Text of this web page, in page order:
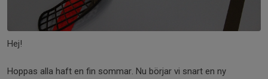
Hej!
Hoppas alla haft en fin sommar. Nu börjar vi snart en ny